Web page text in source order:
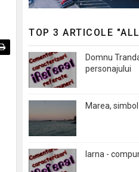
TOP 3 ARTICOLE
Domnu
personajului
Marea,
Iarna -